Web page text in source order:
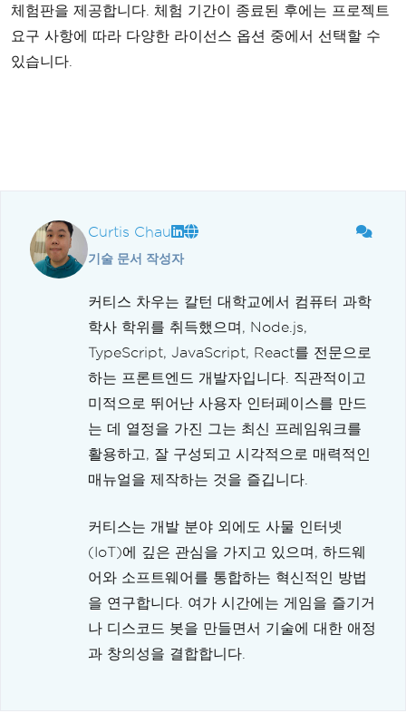
체험판을 제공합니다. 체험 기간이 종료된 후에는 프로젝트
요구 사항에 따라 다양한 라이선스 옵션 중에서 선택할 수
있습니다.
Curtis Chau
기술 문서 작성자
커티스 차우는 칼턴 대학교에서 컴퓨터 과학
학사 학위를 취득했으며, Node.js,
TypeScript, JavaScript, React를 전문으로
하는 프론트엔드 개발자입니다. 직관적이고
미적으로 뛰어난 사용자 인터페이스를 만드
는 데 열정을 가진 그는 최신 프레임워크를
활용하고, 잘 구성되고 시각적으로 매력적인
매뉴얼을 제작하는 것을 즐깁니다.
커티스는 개발 분야 외에도 사물 인터넷
(IoT)에 깊은 관심을 가지고 있으며, 하드웨
어와 소프트웨어를 통합하는 혁신적인 방법
을 연구합니다. 여가 시간에는 게임을 즐기거
나 디스코드 봇을 만들면서 기술에 대한 애정
과 창의성을 결합합니다.